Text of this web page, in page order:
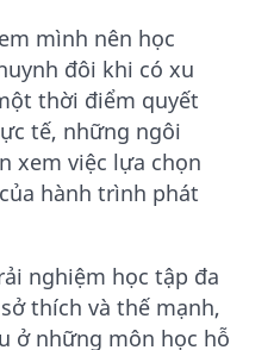
mình nên học
đôi khi có xu
thời điểm quyết
tế, những ngôi
xem việc lựa chọn
hành trình phát
nghiệm học tập đa
thích và thế mạnh,
ở những môn học hỗ